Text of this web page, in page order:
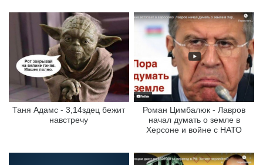
Таня Адамс - 3,14здец бежит
навстречу
Роман Цимбалюк - Лавров
начал думать о земле в
Херсоне и войне с НАТО